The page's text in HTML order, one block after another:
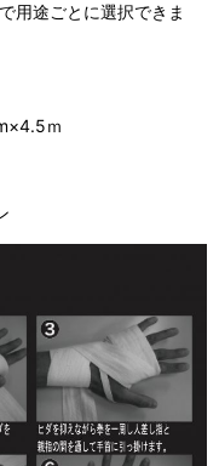
用途ごとに選択できま
ｍ